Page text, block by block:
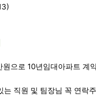
으로 10년임대아파트 계
는 직원 및 팀장님 꼭 연락